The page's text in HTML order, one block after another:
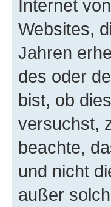
Internet
Websites,
Jahren
des oder
bist, ob
versuchst,
beachte,
und nicht
außer